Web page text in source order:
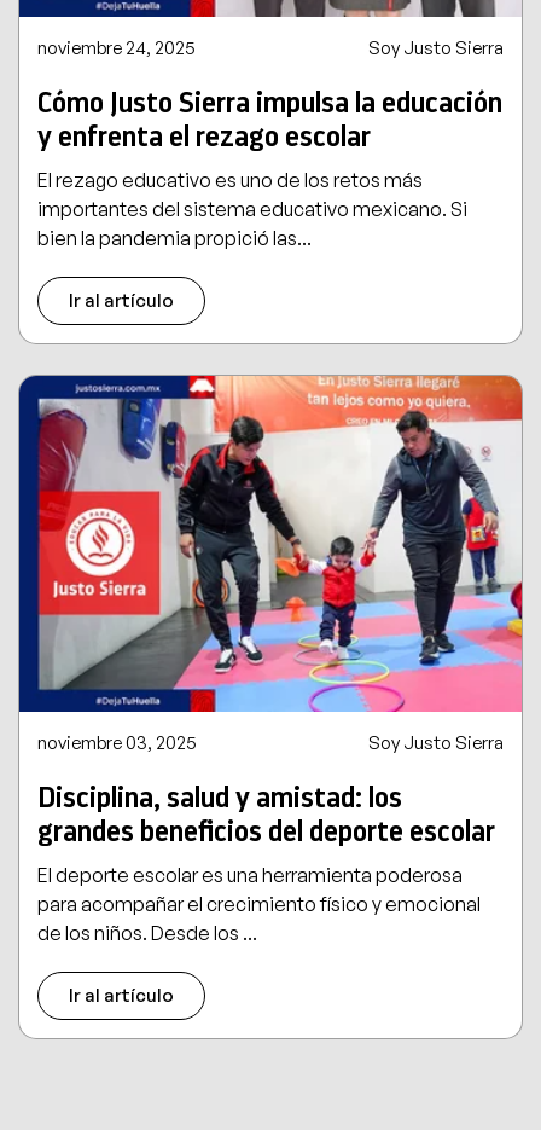
noviembre 24, 2025 Soy Justo Sierra
Cómo Justo Sierra impulsa la educación
y enfrenta el rezago escolar
El rezago educativo es uno de los retos más
importantes del sistema educativo mexicano. Si
bien la pandemia propició las...
Ir al artículo
noviembre 03, 2025 Soy Justo Sierra
Disciplina, salud y amistad: los
grandes beneficios del deporte escolar
El deporte escolar es una herramienta poderosa
para acompañar el crecimiento físico y emocional
de los niños. Desde los ...
Ir al artículo